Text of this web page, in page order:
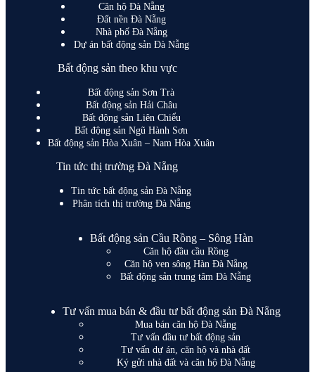
Căn hộ Đà Nẵng
Đất nền Đà Nẵng
Nhà phố Đà Nẵng
Dự án bất động sản Đà Nẵng
Bất động sản theo khu vực
Bất động sản Sơn Trà
Bất động sản Hải Châu
Bất động sản Liên Chiểu
Bất động sản Ngũ Hành Sơn
Bất động sản Hòa Xuân – Nam Hòa Xuân
Tin tức thị trường Đà Nẵng
Tin tức bất động sản Đà Nẵng
Phân tích thị trường Đà Nẵng
Bất động sản Cầu Rồng – Sông Hàn
Căn hộ đầu cầu Rồng
Căn hộ ven sông Hàn Đà Nẵng
Bất động sản trung tâm Đà Nẵng
Tư vấn mua bán & đầu tư bất động sản Đà Nẵng
Mua bán căn hộ Đà Nẵng
Tư vấn đầu tư bất động sản
Tư vấn dự án, căn hộ và nhà đất
Ký gửi nhà đất và căn hộ Đà Nẵng